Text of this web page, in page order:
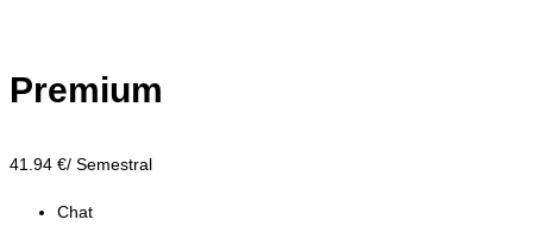
Premium
41.94 €/ Semestral
Chat